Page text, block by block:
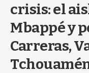
crisis: el
Mbappé y
Carreras,